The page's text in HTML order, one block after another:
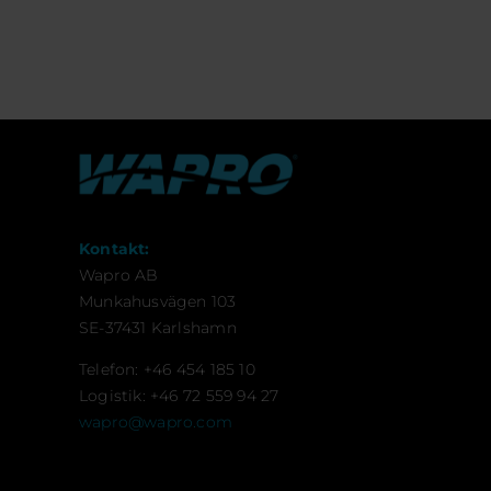
Kontakt:
Wapro AB
Munkahusvägen 103
SE-37431 Karlshamn
Telefon: +46 454 185 10
Logistik: +46 72 559 94 27
wapro@wapro.com